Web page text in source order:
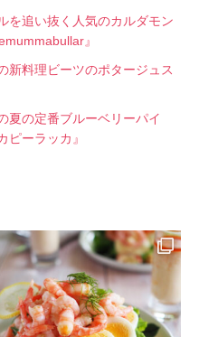
を追い抜く人気のカルダモン
』
新料理ビーツのポタージュス
夏の定番ブルーベリーパイ
ピーラッカ』